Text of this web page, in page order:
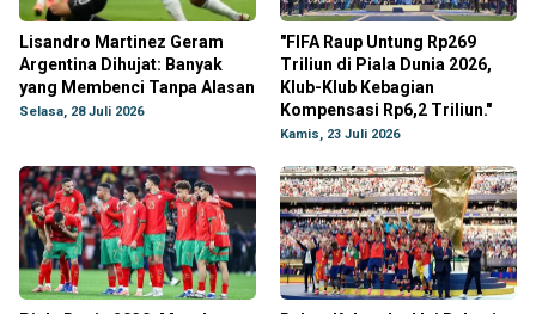
Lisandro Martinez Geram
Argentina Dihujat: Banyak
yang Membenci Tanpa Alasan
Selasa, 28 Juli 2026
"FIFA Raup Untung Rp269
Triliun di Piala Dunia 2026,
Klub-Klub Kebagian
Kompensasi Rp6,2 Triliun."
Kamis, 23 Juli 2026